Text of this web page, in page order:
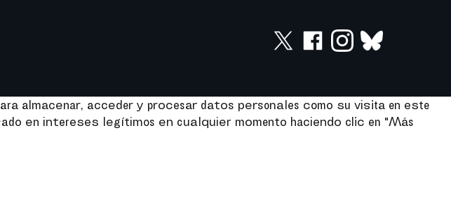
almacenar, acceder y procesar datos personales como su visita en este
en intereses legítimos en cualquier momento haciendo clic en "Más